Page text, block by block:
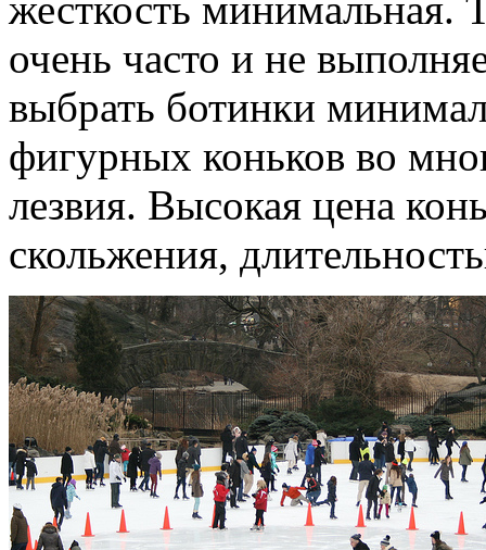
очень часто и не
выбрать ботинки
фигурных коньков во
лезвия. Высокая цена
скольжения,